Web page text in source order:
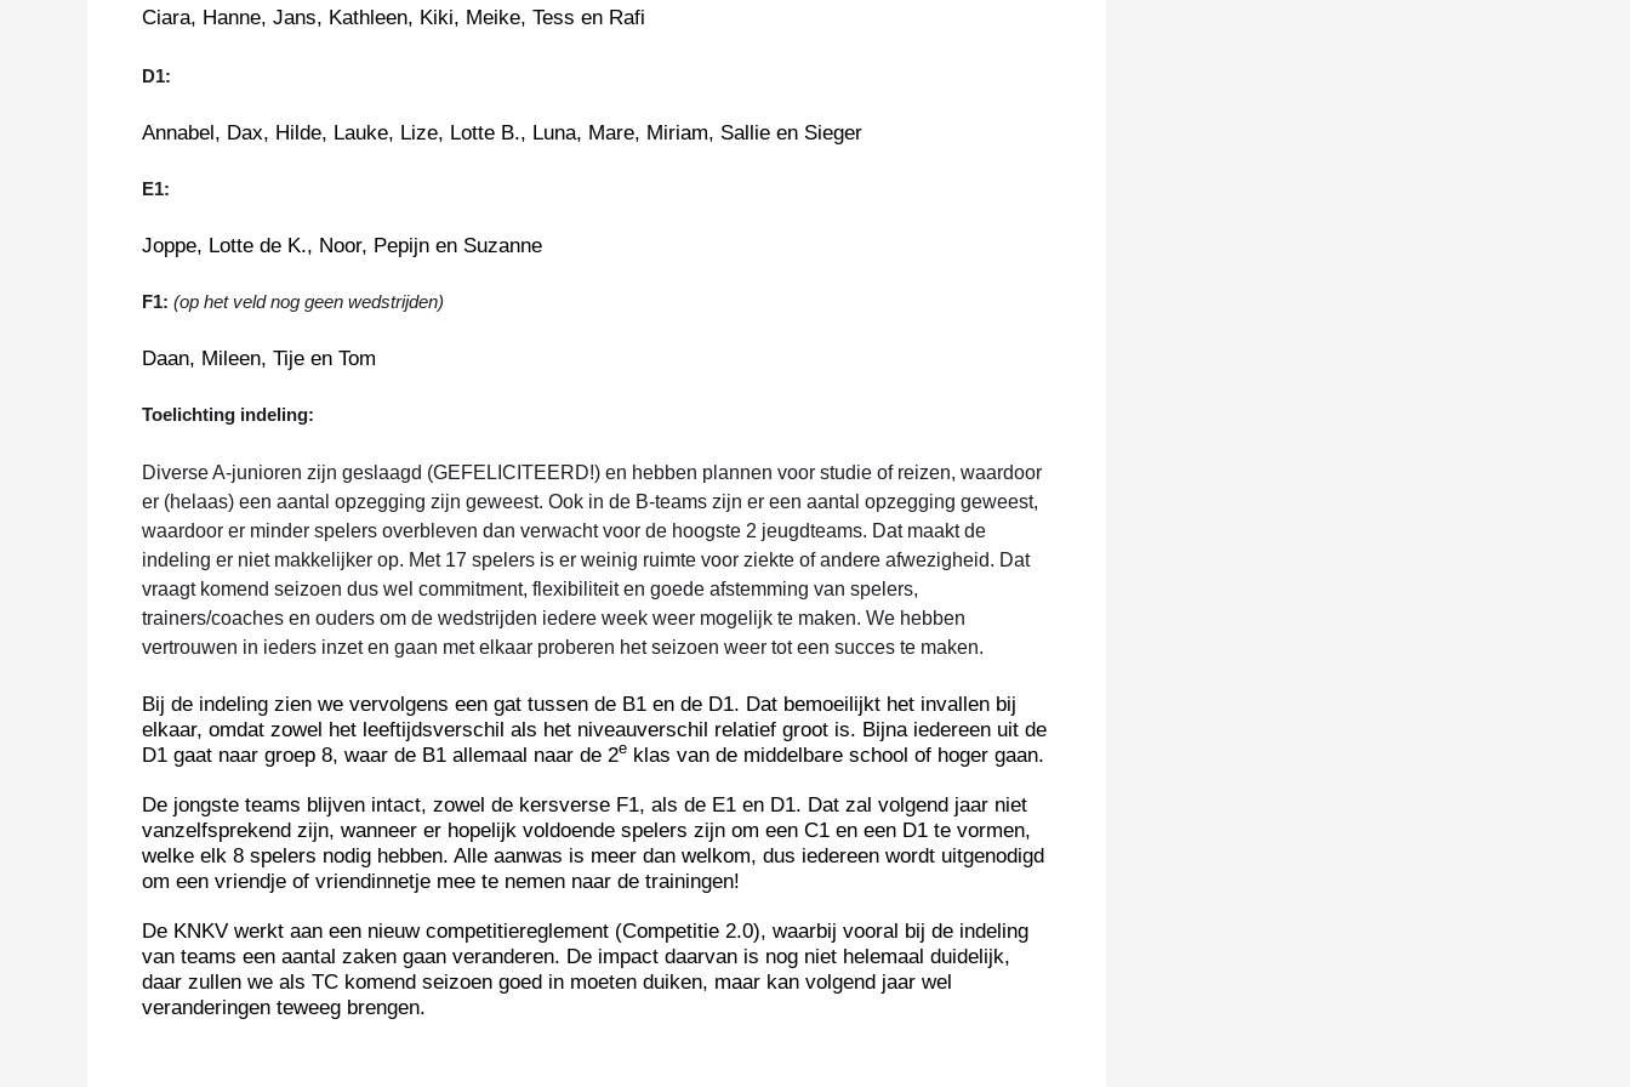
Ciara, Hanne, Jans, Kathleen, Kiki, Meike, Tess en Rafi
D1:
Annabel, Dax, Hilde, Lauke, Lize, Lotte B., Luna, Mare, Miriam, Sallie en Sieger
E1:
Joppe, Lotte de K., Noor, Pepijn en Suzanne
F1: (op het veld nog geen wedstrijden)
Daan, Mileen, Tije en Tom
Toelichting indeling:
Diverse A-junioren zijn geslaagd (GEFELICITEERD!) en hebben plannen voor studie of reizen, waardoor
er (helaas) een aantal opzegging zijn geweest. Ook in de B-teams zijn er een aantal opzegging geweest,
waardoor er minder spelers overbleven dan verwacht voor de hoogste 2 jeugdteams. Dat maakt de
indeling er niet makkelijker op. Met 17 spelers is er weinig ruimte voor ziekte of andere afwezigheid. Dat
vraagt komend seizoen dus wel commitment, flexibiliteit en goede afstemming van spelers,
trainers/coaches en ouders om de wedstrijden iedere week weer mogelijk te maken. We hebben
vertrouwen in ieders inzet en gaan met elkaar proberen het seizoen weer tot een succes te maken.
Bij de indeling zien we vervolgens een gat tussen de B1 en de D1. Dat bemoeilijkt het invallen bij
elkaar, omdat zowel het leeftijdsverschil als het niveauverschil relatief groot is. Bijna iedereen uit de
D1 gaat naar groep 8, waar de B1 allemaal naar de 2e klas van de middelbare school of hoger gaan.
De jongste teams blijven intact, zowel de kersverse F1, als de E1 en D1. Dat zal volgend jaar niet
vanzelfsprekend zijn, wanneer er hopelijk voldoende spelers zijn om een C1 en een D1 te vormen,
welke elk 8 spelers nodig hebben. Alle aanwas is meer dan welkom, dus iedereen wordt uitgenodigd
om een vriendje of vriendinnetje mee te nemen naar de trainingen!
De KNKV werkt aan een nieuw competitiereglement (Competitie 2.0), waarbij vooral bij de indeling
van teams een aantal zaken gaan veranderen. De impact daarvan is nog niet helemaal duidelijk,
daar zullen we als TC komend seizoen goed in moeten duiken, maar kan volgend jaar wel
veranderingen teweeg brengen.